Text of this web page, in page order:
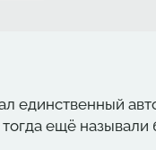
единственный
ещё